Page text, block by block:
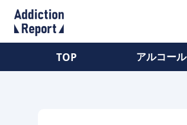
TOP アルコール